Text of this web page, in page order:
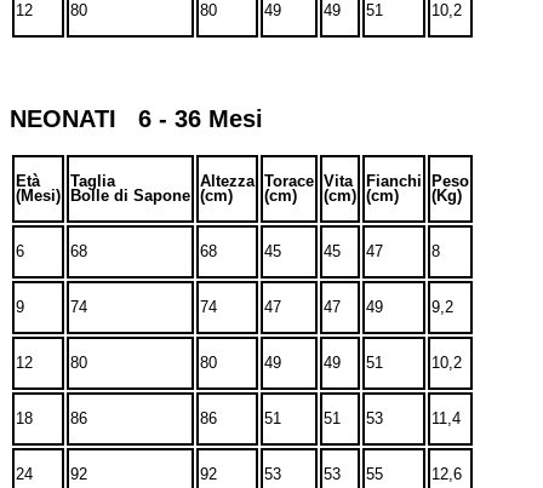
12 80 80 49 49 51 10,2
NEONATI 6 - 36 Mesi
Età
(Mesi)
Taglia
Bolle di Sapone
Altezza
(cm)
Torace
(cm)
Vita
(cm)
Fianchi
(cm)
Peso
(Kg)
6 68 68 45 45 47 8
9 74 74 47 47 49 9,2
12 80 80 49 49 51 10,2
18 86 86 51 51 53 11,4
24 92 92 53 53 55 12,6